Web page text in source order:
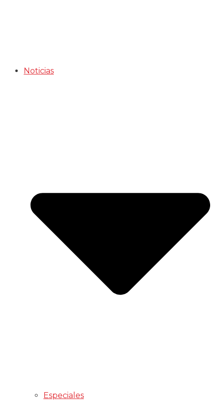
Noticias
Especiales